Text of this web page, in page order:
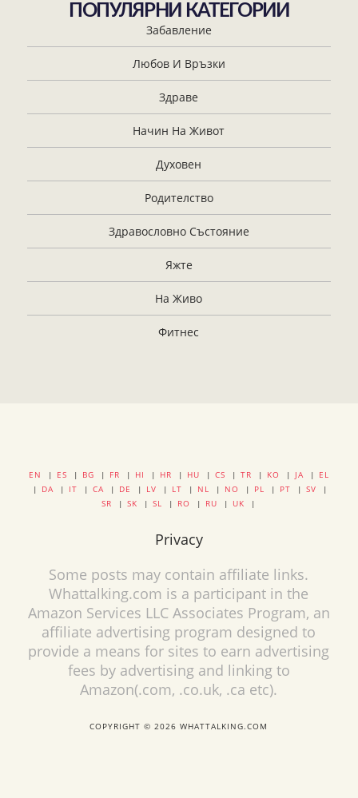
ПОПУЛЯРНИ КАТЕГОРИИ
Забавление
Любов И Връзки
Здраве
Начин На Живот
Духовен
Родителство
Здравословно Състояние
Яжте
На Живо
Фитнес
EN | ES | BG | FR | HI | HR | HU | CS | TR | KO | JA | EL
| DA | IT | CA | DE | LV | LT | NL | NO | PL | PT | SV |
SR | SK | SL | RO | RU | UK |
Privacy
Some posts may contain affiliate links.
Whattalking.com is a participant in the
Amazon Services LLC Associates Program, an
affiliate advertising program designed to
provide a means for sites to earn advertising
fees by advertising and linking to
Amazon(.com, .co.uk, .ca etc).
COPYRIGHT © 2026 WHATTALKING.COM